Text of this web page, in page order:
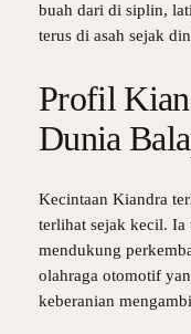
buah dari di siplin,
terus di asah sejak
Profil
Dunia
Kecintaan Kiandra
terlihat sejak kecil.
mendukung
olahraga otomotif
keberanian